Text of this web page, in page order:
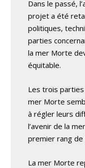
Dans le passé,
projet a été
politiques,
parties
la mer Morte
équitable.
Les trois
mer Morte
à régler leurs
l’avenir de la
premier rang de
La mer Morte